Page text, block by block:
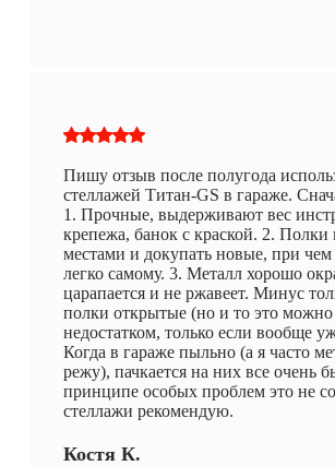
Пишу отзыв после полугода
стеллажей Титан-GS в гараже.
1. Прочные, выдерживают вес
крепежа, банок с краской. 2.
местами и докупать новые, при чем
легко самому. 3. Металл хорошо
царапается и не ржавеет. Минус
полки открытые (но и то это можно
недостатком, только если вообще
Когда в гараже пыльно (а я часто
режу), пачкается на них все очень
принципе особых проблем это не
стеллажи рекомендую.
Костя К.